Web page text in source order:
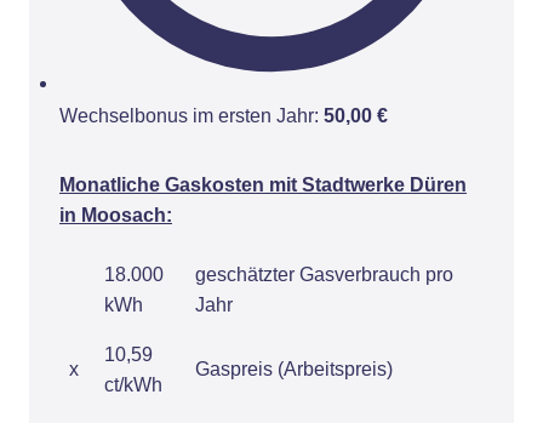
Wechselbonus im ersten Jahr: 50,00 €
Monatliche Gaskosten mit Stadtwerke Düren
in Moosach:
18.000
kWh
geschätzter Gasverbrauch pro
Jahr
x
10,59
ct/kWh
Gaspreis (Arbeitspreis)